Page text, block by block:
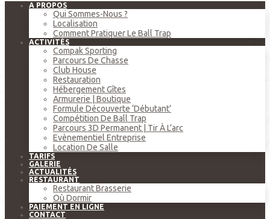
A PROPOS
Qui Sommes-Nous ?
Localisation
Comment Pratiquer Le Ball Trap
ACTIVITÉS
Compak Sporting
Parcours De Chasse
Club House
Restauration
Hébergement Gîtes
Armurerie | Boutique
Formule Découverte ‘débutant’
Compétition De Ball Trap
Parcours 3D Permanent | Tir À L’arc
Evènementiel Entreprise
Location De Salle
TARIFS
GALERIE
ACTUALITÉS
RESTAURANT
Restaurant Brasserie
Où Dormir
PAIEMENT EN LIGNE
CONTACT